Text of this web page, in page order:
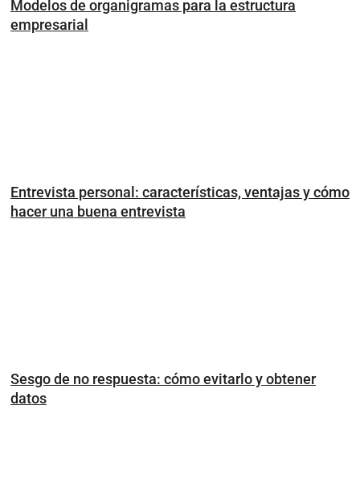
Modelos de organigramas para la estructura
empresarial
Entrevista personal: características, ventajas y cómo
hacer una buena entrevista
Sesgo de no respuesta: cómo evitarlo y obtener
datos